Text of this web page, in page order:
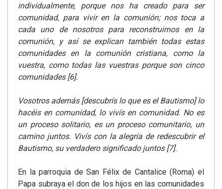
individualmente, porque nos ha creado para ser
comunidad, para vivir en la comunión; nos toca a
cada uno de nosotros para reconstruirnos en la
comunión, y así se explican también todas estas
comunidades en la comunión cristiana, como la
vuestra, como todas las vuestras porque son cinco
comunidades [6].
Vosotros además [descubrís lo que es el Bautismo] lo
hacéis en comunidad, lo vivís en comunidad. No es
un proceso solitario, es un proceso comunitario, un
camino juntos. Vivís con la alegría de redescubrir el
Bautismo, su verdadero significado juntos [7].
En la parroquia de San Félix de Cantalice (Roma) el
Papa subraya el don de los hijos en las comunidades